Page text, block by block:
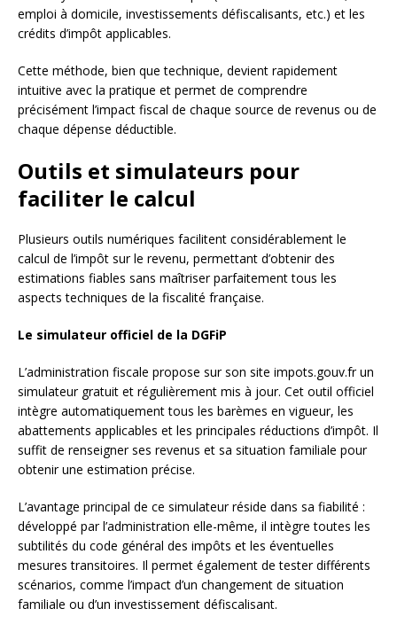
emploi à domicile, investissements défiscalisants, etc.) et les
crédits d’impôt applicables.
Cette méthode, bien que technique, devient rapidement
intuitive avec la pratique et permet de comprendre
précisément l’impact fiscal de chaque source de revenus ou de
chaque dépense déductible.
Outils et simulateurs pour
faciliter le calcul
Plusieurs outils numériques facilitent considérablement le
calcul de l’impôt sur le revenu, permettant d’obtenir des
estimations fiables sans maîtriser parfaitement tous les
aspects techniques de la fiscalité française.
Le simulateur officiel de la DGFiP
L’administration fiscale propose sur son site impots.gouv.fr un
simulateur gratuit et régulièrement mis à jour. Cet outil officiel
intègre automatiquement tous les barèmes en vigueur, les
abattements applicables et les principales réductions d’impôt. Il
suffit de renseigner ses revenus et sa situation familiale pour
obtenir une estimation précise.
L’avantage principal de ce simulateur réside dans sa fiabilité :
développé par l’administration elle-même, il intègre toutes les
subtilités du code général des impôts et les éventuelles
mesures transitoires. Il permet également de tester différents
scénarios, comme l’impact d’un changement de situation
familiale ou d’un investissement défiscalisant.